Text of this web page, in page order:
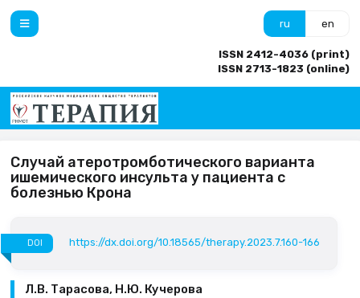
ru en
ISSN 2412-4036 (print)
ISSN 2713-1823 (online)
Случай атеротромботического варианта
ишемического инсульта у пациента с
болезнью Крона
DOI https://dx.doi.org/10.18565/therapy.2023.7.160-166
Л.В. Тарасова, Н.Ю. Кучерова